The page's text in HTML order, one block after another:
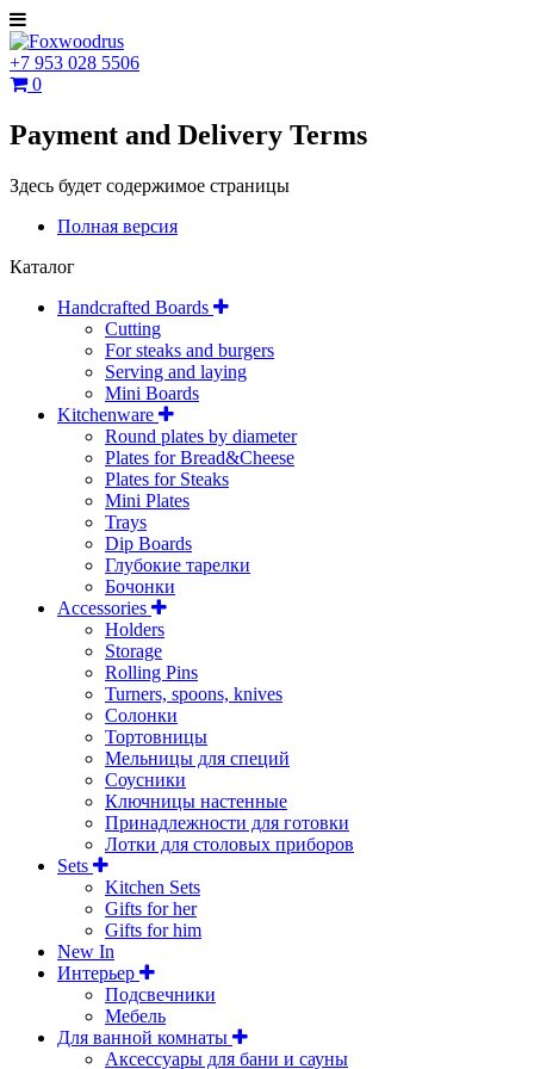
+7 953 028 5506
0
Payment and Delivery Terms
Здесь будет содержимое страницы
Полная версия
Каталог
Handcrafted Boards
Cutting
For steaks and burgers
Serving and laying
Mini Boards
Kitchenware
Round plates by diameter
Plates for Bread&Cheese
Plates for Steaks
Mini Plates
Trays
Dip Boards
Глубокие тарелки
Бочонки
Accessories
Holders
Storage
Rolling Pins
Turners, spoons, knives
Солонки
Тортовницы
Мельницы для специй
Соусники
Ключницы настенные
Принадлежности для готовки
Лотки для столовых приборов
Sets
Kitchen Sets
Gifts for her
Gifts for him
New In
Интерьер
Подсвечники
Мебель
Для ванной комнаты
Аксессуары для бани и сауны